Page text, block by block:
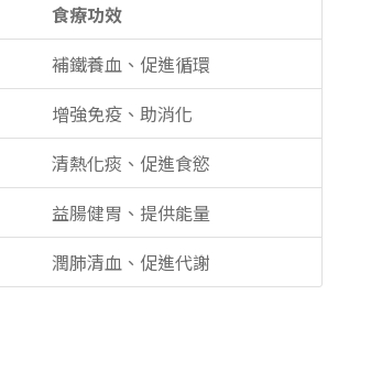
食療功效
補鐵養血、促進循環
增強免疫、助消化
清熱化痰、促進食慾
益腸健胃、提供能量
潤肺清血、促進代謝